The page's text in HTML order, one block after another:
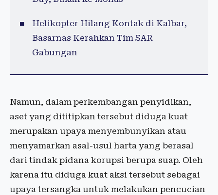
Helikopter Hilang Kontak di Kalbar,
Basarnas Kerahkan Tim SAR
Gabungan
Namun, dalam perkembangan penyidikan,
aset yang dititipkan tersebut diduga kuat
merupakan upaya menyembunyikan atau
menyamarkan asal-usul harta yang berasal
dari tindak pidana korupsi berupa suap. Oleh
karena itu diduga kuat aksi tersebut sebagai
upaya tersangka untuk melakukan pencucian